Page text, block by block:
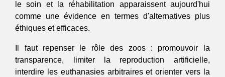
le soin et la réhabilitation apparaissent aujourd'hui
comme une évidence en termes d'alternatives plus
éthiques et efficaces.
Il faut repenser le rôle des zoos : promouvoir la
transparence, limiter la reproduction artificielle,
interdire les euthanasies arbitraires et orienter vers la